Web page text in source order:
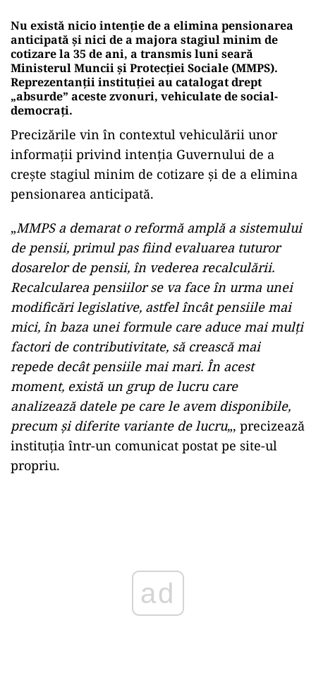
Nu există nicio intenţie de a elimina pensionarea
anticipată şi nici de a majora stagiul minim de
cotizare la 35 de ani, a transmis luni seară
Ministerul Muncii şi Protecţiei Sociale (MMPS).
Reprezentanții instituției au catalogat drept
„absurde” aceste zvonuri, vehiculate de social-
democrați.
Precizările vin în contextul vehiculării unor
informaţii privind intenţia Guvernului de a
creşte stagiul minim de cotizare şi de a elimina
pensionarea anticipată.
„MMPS a demarat o reformă amplă a sistemului
de pensii, primul pas fiind evaluarea tuturor
dosarelor de pensii, în vederea recalculării.
Recalcularea pensiilor se va face în urma unei
modificări legislative, astfel încât pensiile mai
mici, în baza unei formule care aduce mai mulţi
factori de contributivitate, să crească mai
repede decât pensiile mai mari. În acest
moment, există un grup de lucru care
analizează datele pe care le avem disponibile,
precum şi diferite variante de lucru„, precizează
instituţia într-un comunicat postat pe site-ul
propriu.